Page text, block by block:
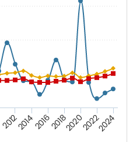
2012201420162018202020222024